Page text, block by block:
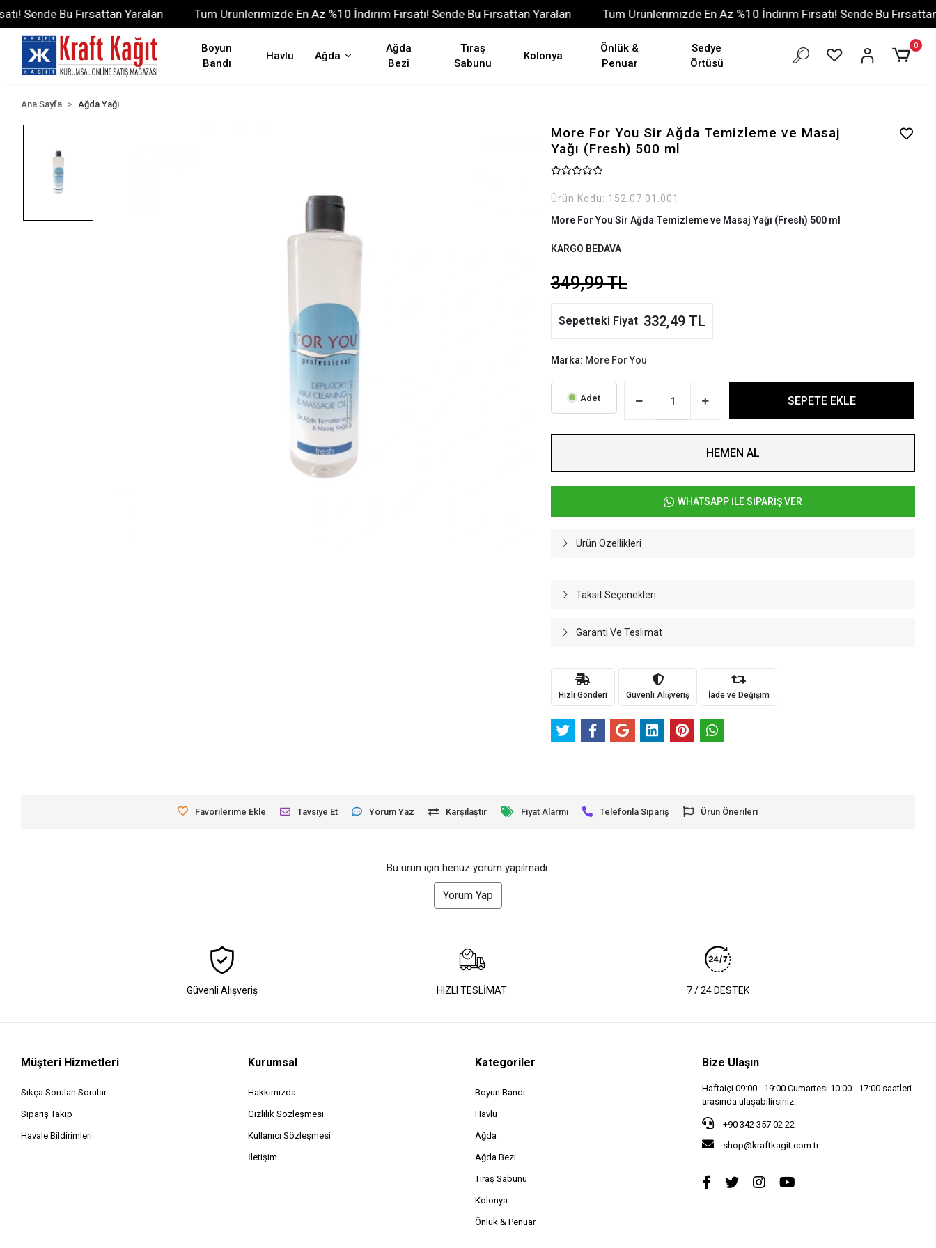
Bu Fırsattan Yaralan Tüm Ürünlerimizde En Az %10 İndirim Fırsatı! Sende Bu Fırsattan Yaralan Tüm Ürünlerimizde En Az %10 İndirim Fırsatı! Sende Bu Fırsattan
Boyun
Bandı
Havlu Ağda
Ağda
Bezi
Tıraş
Sabunu
Kolonya
Önlük &
Penuar
Sedye
Örtüsü
0
Ana Sayfa Ağda Yağı
More For You Sir Ağda Temizleme ve Masaj
Yağı (Fresh) 500 ml
Ürün Kodu: 152.07.01.001
More For You Sir Ağda Temizleme ve Masaj Yağı (Fresh) 500 ml
KARGO BEDAVA
349,99 TL
Sepetteki Fiyat 332,49 TL
Marka: More For You
Adet SEPETE EKLE
HEMEN AL
WHATSAPP İLE SİPARİŞ VER
Ürün Özellikleri
Taksit Seçenekleri
Garanti Ve Teslimat
Hızlı Gönderi Güvenli Alışveriş İade ve Değişim
Favorilerime Ekle Tavsiye Et Yorum Yaz Karşılaştır Fiyat Alarmı Telefonla Sipariş Ürün Önerileri
Bu ürün için henüz yorum yapılmadı.
Yorum Yap
Güvenli Alışveriş HIZLI TESLİMAT 7 / 24 DESTEK
Müşteri Hizmetleri
Sıkça Sorulan Sorular
Sipariş Takip
Havale Bildirimleri
Kurumsal
Hakkımızda
Gizlilik Sözleşmesi
Kullanıcı Sözleşmesi
İletişim
Kategoriler
Boyun Bandı
Havlu
Ağda
Ağda Bezi
Tıraş Sabunu
Kolonya
Önlük & Penuar
Bize Ulaşın
Haftaiçi 09:00 - 19:00 Cumartesi 10:00 - 17:00 saatleri
arasında ulaşabilirsiniz.
+90 342 357 02 22
shop@kraftkagit.com.tr